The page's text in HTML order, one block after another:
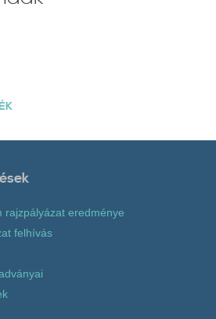
rajzpályázat eredménye
felhívás